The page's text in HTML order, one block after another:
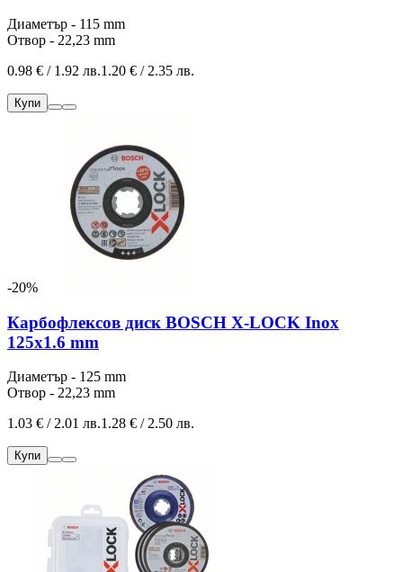
Диаметър - 115 mm
Отвор - 22,23 mm
0.98 € / 1.92 лв.1.20 € / 2.35 лв.
Купи
-20%
Карбофлексов диск BOSCH X-LOCK Inox
125x1.6 mm
Диаметър - 125 mm
Отвор - 22,23 mm
1.03 € / 2.01 лв.1.28 € / 2.50 лв.
Купи